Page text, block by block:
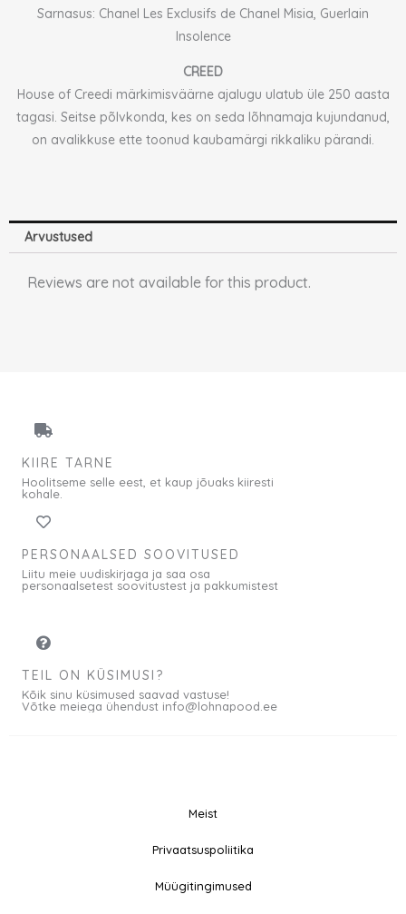
Sarnasus: Chanel Les Exclusifs de Chanel Misia, Guerlain
Insolence
CREED
House of Creedi märkimisväärne ajalugu ulatub üle 250 aasta
tagasi. Seitse põlvkonda, kes on seda lõhnamaja kujundanud,
on avalikkuse ette toonud kaubamärgi rikkaliku pärandi.
Arvustused
Reviews are not available for this product.
KIIRE TARNE
Hoolitseme selle eest, et kaup jõuaks kiiresti
kohale.
PERSONAALSED SOOVITUSED
Liitu meie uudiskirjaga ja saa osa
personaalsetest soovitustest ja pakkumistest
TEIL ON KÜSIMUSI?
Kõik sinu küsimused saavad vastuse!
Võtke meiega ühendust info@lohnapood.ee
Meist
Privaatsuspoliitika
Müügitingimused